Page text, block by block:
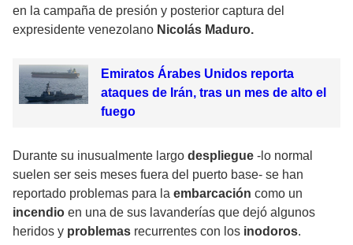
en la campaña de presión y posterior captura del
expresidente venezolano Nicolás Maduro.
Emiratos Árabes Unidos reporta
ataques de Irán, tras un mes de alto el
fuego
Durante su inusualmente largo despliegue -lo normal
suelen ser seis meses fuera del puerto base- se han
reportado problemas para la embarcación como un
incendio en una de sus lavanderías que dejó algunos
heridos y problemas recurrentes con los inodoros.